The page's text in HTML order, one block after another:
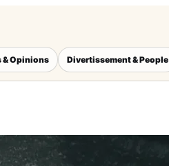
& Opinions Divertissement & People